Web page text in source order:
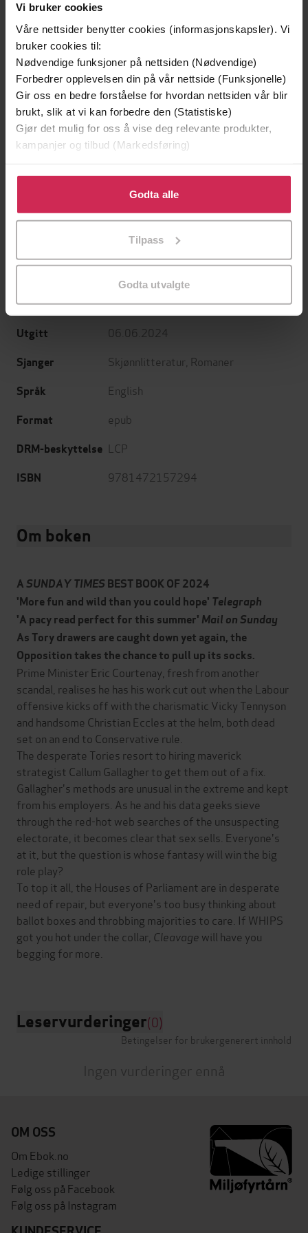
Vi bruker cookies
Våre nettsider benytter cookies (informasjonskapsler). Vi
bruker cookies til:
Nødvendige funksjoner på nettsiden (Nødvendige)
Forbedrer opplevelsen din på vår nettside (Funksjonelle)
Gir oss en bedre forståelse for hvordan nettsiden vår blir
brukt, slik at vi kan forbedre den (Statistiske)
Gjør det mulig for oss å vise deg relevante produkter,
kampanjer og tilbud (Markedsføring)
Klikk på «Godta alle» for å gi oss ditt samtykke til å
bruke cookies for alle disse formålene. Du kan også
tilpasse ditt samtykke til spesifikke formål ved å klikke
Godta alle
Tilpass
Godta utvalgte
199,-
Forlag Corsair
Utgitt 06.06.2024
Sjanger Skjønnlitteratur Romaner
Språk English
Format epub
DRM-beskyttelse LCP
ISBN 9781472157294
Om boken
A SUNDAY TIMES BEST BOOK OF 2024
'More fun and wild than you could hope' Telegraph
'A pacy read perfect for this summer' Mail on Sunday
As Tory drawers are caught down yet again, the
Opposition takes the chance to pull up its socks.
Prime Minister Eric Courtenay, fresh from another
scandal, realises he has his work cut out when the Labour
offensive kicks off with the charismatic Vicky Tennyson
and handsome Christian Eccles at the helm, both dead
set on an end to Conservative rule.
The desperate Tories resort to hiring maverick
strategist Callum Gallagher to get them out of a fix.
Gallagher's methods are unusual in the extreme and kept
from his employers. As he and his data geeks sieve
through the red-hot web searches of the unsuspecting
electorate, it becomes clear that sex sells. Everyone's
at it, but the question is whose fantasy will win the big
role play?
To top it all, the Houses of Parliament are in desperate
need of repair, but everyone's too busy thinking about
ballot boxes and throbbing majorities to care. If WHIPS
got you hot under the collar, Cleavage will have you
begging for more.
Leservurderinger(0)
Betingelser for brukergenerert innhold
Ingen vurderinger ennå
OM OSS
Om Ebok.no
Ledige stillinger
Følg oss på Facebook
Følg oss på Instagram